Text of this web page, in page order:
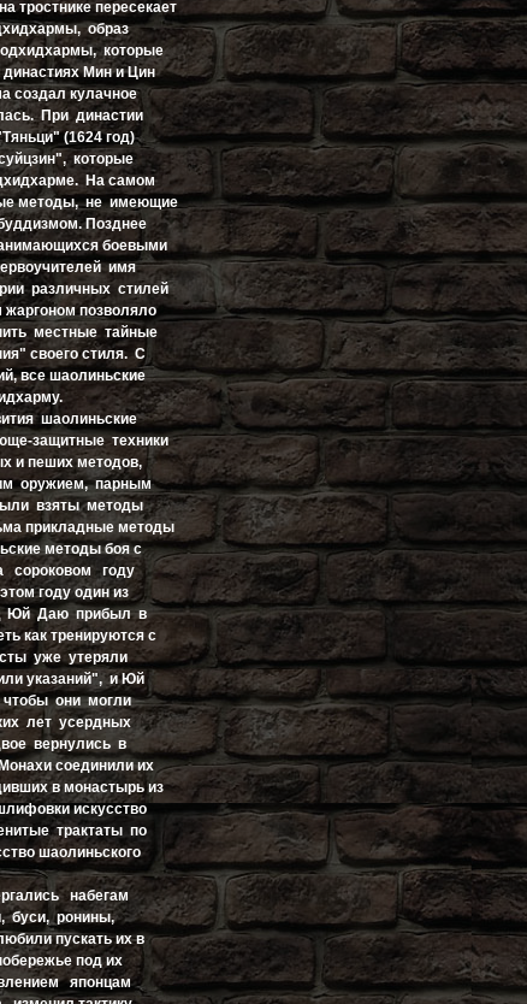
пересекает
образ
которые
Мин и Цин
создал кулачное
При династии
(1624 год)
которые
Hа самом
методы, не имеющие
Позднее
боевыми
имя
различных стилей
жаргоном позволяло
местные тайные
своего стиля. С
все шаолиньские
шаолиньские
защитные техники
и пеших методов,
оружием, парным
взяты методы
прикладные методы
методы боя с
сороковом году
году один из
Юй Даю прибыл в
как тренируются с
уже утеряли
указаний", и Юй
чтобы они могли
лет усердных
вернулись в
соединили их
в монастырь из
искусство
трактаты по
шаолиньского
набегам
буси, ронины,
пускать их в
под их
японцам